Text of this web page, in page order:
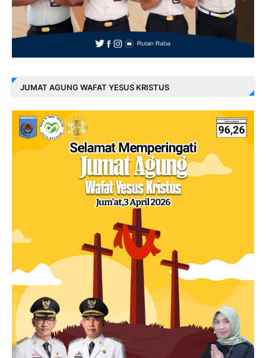
JUMAT AGUNG WAFAT YESUS KRISTUS